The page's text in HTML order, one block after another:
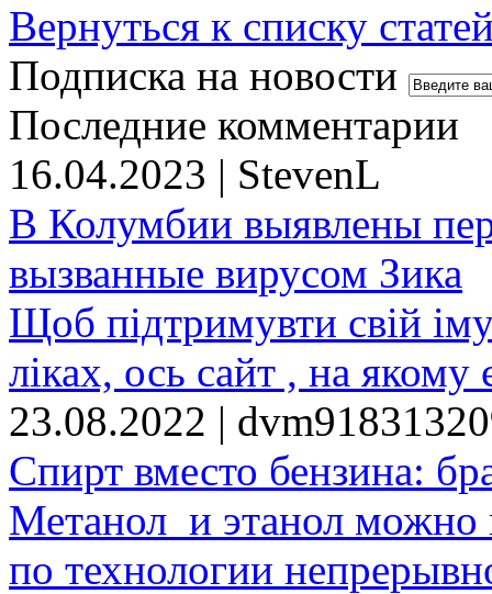
Вернуться к списку
Подписка на новости
Последние комментарии
16.04.2023 | StevenL
В Колумбии выявлены
вызванные вирусом Зика
Щоб підтримувти свій
ліках, ось сайт , на якому
23.08.2022 |
Спирт вместо бензина:
Метанол и этанол можно
по технологии